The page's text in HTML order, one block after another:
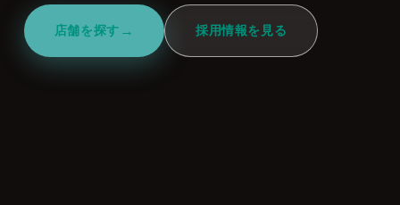
店舗を探す → 採用情報を見る